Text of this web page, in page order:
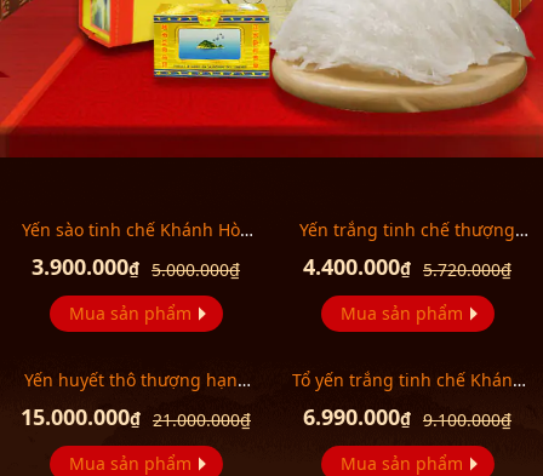
Yến sào tinh chế Khánh Hòa
5.000.000₫
3.900.000₫
Mua sản phẩm
Yến trắng tinh chế thượng
5.720.000₫
4.400.000₫
Mua sản phẩm
Yến huyết thô thượng hạng
21.000.000₫
15.000.000₫
Mua sản phẩm
Tổ yến trắng tinh chế Khánh
9.100.000₫
6.990.000₫
Mua sản phẩm